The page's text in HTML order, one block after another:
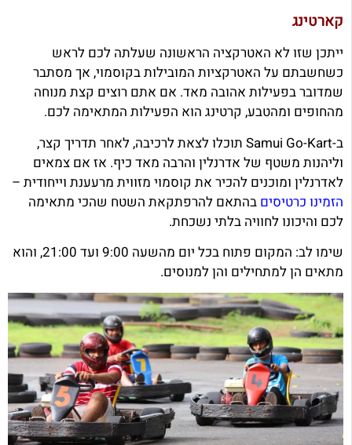
קארטינג
ייתכן שזו לא האטרקציה הראשונה שעלתה לכם לראש
כשחשבתם על האטרקציות המובילות בקוסמוי, אך מסתבר
שמדובר בפעילות אהובה מאד. אם אתם רוצים קצת מנוחה
מהחופים ומהטבע, קרטינג הוא הפעילות המתאימה לכם.
ב-Samui Go-Kart תוכלו לצאת לרכיבה, לאחר תדריך קצר,
וליהנות משטף של אדרנלין והרבה מאד כיף. אז אם צמאים
לאדרנלין ומוכנים להכיר את קוסמוי מזווית מרעענת וייחודית –
הזמינו כרטיסים בהתאם להרפתקאת השטח שהכי מתאימה
לכם והיכונו לחוויה בלתי נשכחת.
שימו לב: המקום פתוח בכל יום מהשעה 9:00 ועד 21:00, והוא
מתאים הן למתחילים והן למנוסים.